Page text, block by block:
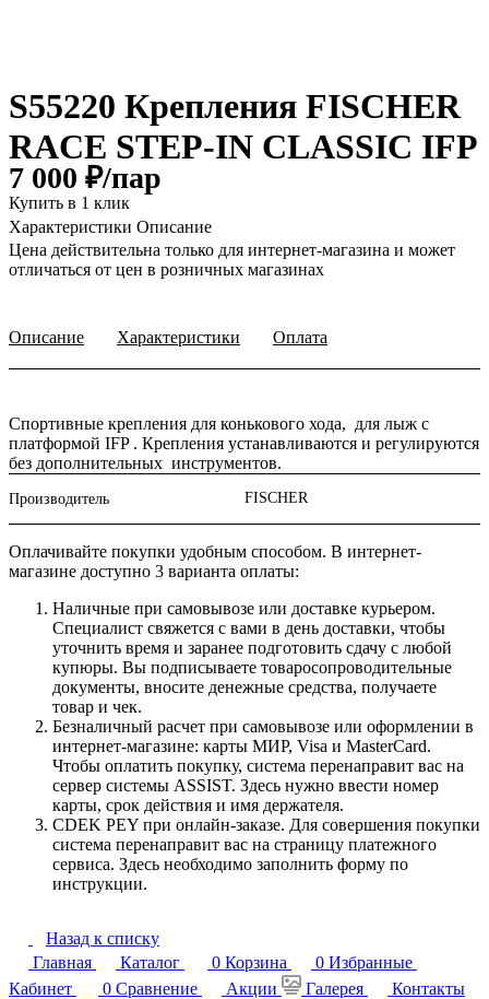
S55220 Крепления FISCHER
RACE STEP-IN CLASSIC IFP
7 000 ₽/пар
Купить в 1 клик
Характеристики Описание
Цена действительна только для интернет-магазина и может
отличаться от цен в розничных магазинах
Описание Характеристики Оплата
Спортивные крепления для конькового хода, для лыж с
платформой IFP . Крепления устанавливаются и регулируются
без дополнительных инструментов.
Производитель FISCHER
Оплачивайте покупки удобным способом. В интернет-
магазине доступно 3 варианта оплаты:
Наличные при самовывозе или доставке курьером.
Специалист свяжется с вами в день доставки, чтобы
уточнить время и заранее подготовить сдачу с любой
купюры. Вы подписываете товаросопроводительные
документы, вносите денежные средства, получаете
товар и чек.
Безналичный расчет при самовывозе или оформлении в
интернет-магазине: карты МИР, Visa и MasterCard.
Чтобы оплатить покупку, система перенаправит вас на
сервер системы ASSIST. Здесь нужно ввести номер
карты, срок действия и имя держателя.
CDEK PEY при онлайн-заказе. Для совершения покупки
система перенаправит вас на страницу платежного
сервиса. Здесь необходимо заполнить форму по
инструкции.
Назад к списку
Главная
Каталог 0 Корзина 0 Избранные
Кабинет
0 Сравнение Акции Галерея
Контакты